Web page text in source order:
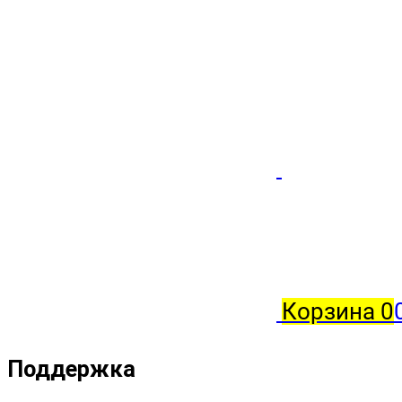
Корзина 0
Поддержка